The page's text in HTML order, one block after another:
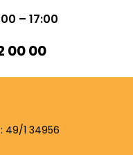
– 17:00
00 00
49/1 34956